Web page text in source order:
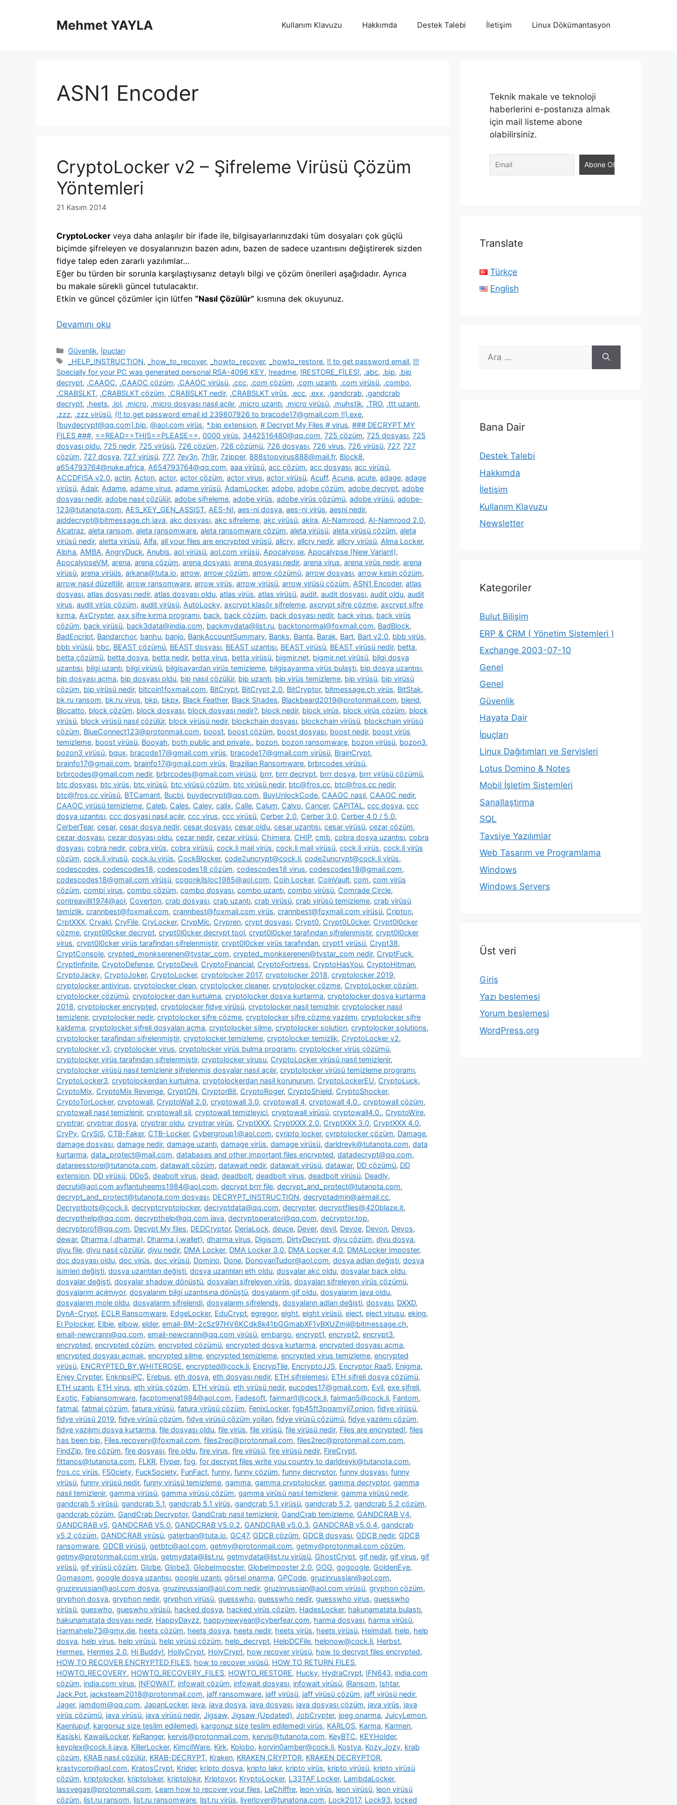
Mehmet YAYLA Kullanım Klavuzu Hakkımda Destek Talebi İletişim Linux Dökümantasyon
ASN1 Encoder
CryptoLocker v2 – Şifreleme Virüsü Çözüm
Yöntemleri
21 Kasım 2014
CryptoLocker veya daha anlaşılır bir ifade ile, bilgisayarlarınızdaki tüm dosyaları çok güçlü
biçimde şifreleyen ve dosyalarınızın bazen adını, bazen de sadece uzantısını değiştirerek sizden
fidye talep eden zararlı yazılımlar…
Eğer bu türden bir sorunla karşılaştıysanız detaylı bilgi ve çözüm önerileri aşağıdadır. Ayrıca
bu makale sürekli güncel tutulacaktır.
Etkin ve güncel çözümler için lütfen “Nasıl Çözülür” kısmına dek okuyunuz.
Devamını oku
Kategoriler
Güvenlik, İpuçları
Etiketler
_HELP_INSTRUCTION, _how_to_recover, _howto_recover, _howto_restore, !! to get password email, !!!
Specially for your PC was generated personal RSA-4096 KEY, !readme, !RESTORE_FİLES!, .abc, .bip, .bip
decrypt, .CAAOC, .CAAOC çözüm, .CAAOC virüsü, .ccc, .com çözüm, .com uzantı, .com virüsü, .combo,
.CRABSLKT, .CRABSLKT çözüm, .CRABSLKT nedir, .CRABSLKT virüs, .ecc, .exx, .gandcrab, .gandcrab
decrypt, .heets, .lol, .micro, .micro dosyası nasıl açılır, .micro uzantı, .micro virüsü, .muhstik, .TRO, .ttt uzantı,
.zzz, .zzz virüsü, (!! to get password email id 239807926 to bracode17@gmail.com !!).exe,
[buydecrypt@qq.com].bip, @aol.com virüs, *.bip extension, # Decrypt My Files # virus, ### DECRYPT MY
FILES ###, ==READ==THIS==PLEASE==, 0000 virüs, 3442516480@qq.com, 725 çözüm, 725 dosyası, 725
dosyası oldu, 725 nedir, 725 virüsü, 726 çözüm, 726 çözümü, 726 dosyası, 726 virus, 726 virüsü, 727, 727
çözüm, 727 dosya, 727 virüsü, 777, 7ev3n, 7h9r, 7zipper, 888stopvirus888@mail.fr, 8lock8,
a654793764@nuke.africa, A654793764@qq.com, aaa virüsü, acc çözüm, acc dosyası, acc virüsü,
ACCDFISA v2.0, actin, Acton, actor, actor çözüm, actor virus, actor virüsü, Acuff, Acuna, acute, adage, adage
virüsü, Adair, Adame, adame virus, adame virüsü, AdamLocker, adobe, adobe çözüm, adobe decrypt, adobe
dosyası nedir, adobe nasıl çözülür, adobe şifreleme, adobe virüs, adobe virüs çözümü, adobe virüsü, adobe-
123@tutanota.com, AES_KEY_GEN_ASSIST, AES-NI, aes-ni dosya, aes-ni virüs, aesni nedir,
aiddecrypt@bitmessage.ch.java, akc dosyası, akc şifreleme, akc virüsü, akira, Al-Namrood, Al-Namrood 2.0,
Alcatraz, aleta ransom, aleta ransomware, aleta ransomware çözüm, aleta virüsü, aleta virüsü çözüm, aleta
virüsü nedir, aletta virüsü, Alfa, all your files are encrypted virüsü, allcry, allcry nedir, allcry virüsü, Alma Locker,
Alpha, AMBA, AngryDuck, Anubis, aol virüsü, aol.com virüsü, Apocalypse, Apocalypse (New Variant),
ApocalypseVM, arena, arena çözüm, arena dosyası, arena dosyası nedir, arena virus, arena virüs nedir, arena
virüsü, arena virüüs, arkana@tuta.io, arrow, arrow çözüm, arrow çözümü, arrow dosyası, arrow kesin çözüm,
arrow nasıl düzeltilir, arrow ransomware, arrow virüs, arrow virüsü, arrow virüsü çözüm, ASN1 Encoder, atlas
dosyası, atlas dosyası nedir, atlas dosyası oldu, atlas virüs, atlas virüsü, audit, audit dosyası, audit oldu, audit
virus, audit virüs çözüm, audit virüsü, AutoLocky, axcrypt klasör şifreleme, axcrypt şifre çözme, axcrypt şifre
kırma, AxCrypter, axx şifre kırma programı, back, back çözüm, back dosyası nedir, back virus, back virüs
çözüm, back virüsü, back3data@india.com, backmydata@list.ru, backtonormal@foxmail.com, BadBlock,
BadEncript, Bandarchor, banhu, banjo, BankAccountSummary, Banks, Banta, Barak, Bart, Bart v2.0, bbb virüs,
bbb virüsü, bbc, BEAST çözümü, BEAST dosyası, BEAST uzantısı, BEAST virüsü, BEAST virüsü nedir, betta,
betta çözümü, betta dosya, betta nedir, betta virus, betta virüsü, bigmir.net, bigmir.net virüsü, bilgi dosya
uzantısı, bilgi uzantı, bilgi virüsü, bilgisayardan virüs temizleme, bilgisayarıma virüs bulaştı, bip dosya uzantısı,
bip dosyası açma, bip dosyası oldu, bip nasıl çözülür, bip uzantı, bip virüs temizleme, bip virüsü, bip virüsü
çözüm, bip virüsü nedir, bitcoin1foxmail.com, BitCrypt, BitCrypt 2.0, BitCryptor, bitmessage.ch virüs, BitStak,
bk.ru ransom, bk.ru virus, bkp, bkpx, Black Feather, Black Shades, Blackbeard2019@protonmail.com, blend,
Blocatto, block çözüm, block dosyası, block dosyası nedir?, block nedir, block virüs, block virüs çözüm, block
virüsü, block virüsü nasıl çözülür, block virüsü nedir, blockchain dosyası, blockchain virüsü, blockchain virüsü
çözüm, BlueConnect123@protonmail.com, boost, boost çözüm, boost dosyası, boost nedir, boost virüs
temizleme, boost virüsü, Booyah, both public and private., bozon, bozon ransomware, bozon virüsü, bozon3,
bozon3 virüsü, bqux, bracode17@gmail.com virüs, bracode17@gmail.com virüsü, BrainCrypt,
brainfo17@gmail.com, brainfo17@gmail.com virüs, Brazilian Ransomware, brbrcodes virüsü,
brbrcodes@gmail.com nedir, brbrcodes@gmail.com virüsü, brrr, brrr decrypt, brrr dosya, brrr virüsü çözümü,
btc dosyası, btc virüs, btc virüsü, btc virüsü çözüm, btc virüsü nedir, btc@fros.cc, btc@fros.cc nedir,
btc@fros.cc virüsü, BTCamant, Bucbi, buydecrypt@qq.com, BuyUnlockCode, CAAOC nasıl, CAAOC nedir,
CAAOC virüsü temizleme, Caleb, Cales, Caley, calix, Calle, Calum, Calvo, Cancer, CAPITAL, ccc dosya, ccc
dosya uzantısı, ccc dosyasi nasıl açılır, ccc virus, ccc virüsü, Cerber 2.0, Cerber 3.0, Cerber 4.0 / 5.0,
CerberTear, cesar, cesar dosya nedir, cesar dosyası, cesar oldu, cesar uzantısı, cesar virüsü, cezar çözüm,
cezar dosyası, cezar dosyası oldu, cezar nedir, cezar virüsü, Chimera, CHIP, cmb, cobra dosya uzantısı, cobra
dosyası, cobra nedir, cobra virüs, cobra virüsü, cock.li mail virüs, cock.li mail virüsü, cock.li virüs, cock.li virüs
çözüm, cock.li virusü, cock.lu virüs, CockBlocker, code2uncrypt@cock.li, code2uncrypt@cock.li virüs,
codescodes, codescodes18, codescodes18 çözüm, codescodes18 virus, codescodes18@gmail.com,
codescodes18@gmail.com virüsü, cogonkilsloc1985@aol.com, Coin Locker, CoinVault, com, com virüs
çözüm, combi virus, combo çözüm, combo dosyası, combo uzantı, combo virüsü, Comrade Circle,
contreavilli1974@aol, Coverton, crab dosyası, crab uzantı, crab virüsü, crab virüsü temizleme, crab virüsü
temizlik, crannbest@foxmail.com, crannbest@foxmail.com virüs, crannbest@foxmail.com virüsü, Cripton,
CrptXXX, Cryakl, CryFile, CryLocker, CrypMic, Crypren, crypt dosyası, Crypt0, Crypt0L0cker, Crypt0l0cker
çözme, crypt0l0cker decrypt, crypt0l0cker decrypt tool, crypt0l0cker tarafından şifrelenmiştir, crypt0l0cker
virus, crypt0l0cker virüs tarafindan şifrelenmiştir, crypt0l0cker virüs tarafından, crypt1 virüsü, Crypt38,
CryptConsole, crypted_monkserenen@tvstar_com, crypted_monkserenen@tvstar_com nedir, CryptFuck,
CryptInfinite, CryptoDefense, CryptoDevil, CryptoFinancial, CryptoFortress, CryptoHasYou, CryptoHitman,
CryptoJacky, CryptoJoker, CryptoLocker, cryptolocker 2017, cryptolocker 2018, cryptolocker 2019,
cryptolocker antivirus, cryptolocker clean, cryptolocker cleaner, cryptolocker çözme, CryptoLocker çözüm,
cryptolocker çözümü, cryptolocker dan kurtulma, cryptolocker dosya kurtarma, cryptolocker dosya kurtarma
2018, cryptolocker encrypted, cryptolocker fidye virüsü, cryptolocker nasil temizlnir, cryptolocker nasıl
temizlenir, cryptolocker nedir, cryptolocker şifre çözme, cryptolocker şifre çözme yazılımı, cryptolocker şifre
kaldırma, cryptolocker şifreli dosyaları açma, cryptolocker silme, cryptolocker solution, cryptolocker solutions,
cryptolocker tarafindan şifrelenmiştir, cryptolocker temizleme, cryptolocker temizlik, CryptoLocker v2,
cryptolocker v3, cryptolocker virus, cryptolocker virüs bulma programı, cryptolocker virüs çözümü,
cryptolocker virüs tarafından şifrelenmiştir, cryptolocker virusu, CryptoLocker virüsü nasıl temizlenir,
cryptolocker virüsü nasıl temizlenir şifrelenmiş dosyalar nasıl açılır, cryptolocker virüsü temizleme programı,
CryptoLocker3, cryptolockerdan kurtulma, cryptolockerdan nasil korunurum, CryptoLockerEU, CryptoLuck,
CryptoMix, CryptoMix Revenge, CryptON, CryptorBit, CryptoRoger, CryptoShield, CryptoShocker,
CryptoTorLocker, cryptowall, CryptoWall 2.0, cryptowall 3.0, cryptowall 4, cryptowall 4.0., cryptowall çözüm,
cryptowall nasıl temizlenir, cryptowall sil, cryptowall temizleyici, cryptowall virüsü, cryptowall4.0., CryptoWire,
cryptrar, cryptrar dosya, cryptrar oldu, cryptrar virüs, CryptXXX, CryptXXX 2.0, CryptXXX 3.0, CryptXXX 4.0,
CryPy, CrySiS, CTB-Faker, CTB-Locker, Cybergroup1@aol.com, cyripto locker, cyrptolocker çözüm, Damage,
damage dosyası, damage nedir, damage uzantı, damage virüs, damage virüsü, darldreyk@tutanota.com, data
kurtarma, data_protect@mail.com, databases and other important files encrypted, datadecrypt@qq.com,
datareesstore@tutanota.com, datawait çözüm, datawait nedir, datawait virüsü, datawar, DD çözümü, DD
extension, DD virüsü, DDoS, deabolt virus, dead, deadbolt, deadbolt virus, deadbolt virüsü, Deadly,
decruti@aol.com avflantuheems1984@aol.com, decrypt brrr file, decrypt_and_protect@tutanota.com,
decrypt_and_protect@tutanota.com dosyası, DECRYPT_INSTRUCTION, decryptadmin@airmail.cc,
Decryptbots@cock.li, decryptcryptolocker, decryptdata@qq.com, decrypter, decryptfiles@420blaze.it,
decrypthelp@qq.com, decrypthelp@qq.com.java, decryptoperator@qq.com, decryptor.top,
decryptprof@qq.com, Decypt My files, DEDCryptor, DeriaLock, deuce, Dever, devil, Devoe, Devon, Devos,
dewar, Dharma (.dharma), Dharma (.wallet), dharma virus, Digisom, DirtyDecrypt, djvu çözüm, djvu dosya,
djvu file, djvu nasıl çözülür, djvu nedir, DMA Locker, DMA Locker 3.0, DMA Locker 4.0, DMALocker Imposter,
doc dosyası oldu, doc virüs, doc virüsü, Domino, Done, DonovanTudor@aol.com, dosya adları değişti, dosya
isimleri değişti, dosya uzantıları değişti, dosya uzantıları eth oldu, dosyalar akc oldu, dosyalar back oldu,
dosyalar değişti, dosyalar shadow dönüştü, dosyaları şifreleyen virüs, dosyaları şifreleyen virüs çözümü,
dosyalarım açılmıyor, dosyalarım bilgi uzantısına dönüştü, dosyalarım gif oldu, dosyalarım java oldu,
dosyalarım mole oldu, dosyalarım şifrelendi, dosyalarım şifrelendş, dosyaların adları değişti, dosyası, DXXD,
DynA-Crypt, ECLR Ransomware, EdgeLocker, EduCrypt, egregor, eight, eight virüsü, eject, eject virusu, eking,
El Polocker, Elbie, elbow, elder, email-BM-2cSz97HV6KCdk8k41bGGmabXF1yBXUZmji@bitmessage.ch,
email-newcrann@qq.com, email-newcrann@qq.com virüsü, embargo, encrypt1, encrypt2, encrypt3,
encrypted, encrypted çözüm, encrypted çözümü, encrypted dosya kurtarma, encrypted dosyası açma,
encrypted dosyası açmak, encrypted silme, encrypted temizleme, encrypted virus temizleme, encrypted
virüsü, ENCRYPTED_BY.WHITEROSE, encrypted@cock.li, EncrypTile, EncryptoJJS, Encryptor RaaS, Enigma,
Enjey Crypter, EnkripsiPC, Erebus, eth dosya, eth dosyası nedir, ETH şifrelemesi, ETH şifreli dosya çözümü,
ETH uzantı, ETH virus, eth virüs çözüm, ETH virüsü, eth virüsü nedir, eucodes17@gmail.com, Evil, exe şifreli,
Exotic, Fabiansomware, facptomena1984@aol.com, Fadesoft, fairman1@cock.li, fairman5@cock.li, Fantom,
fatmal, fatmal çözüm, fatura virüsü, fatura virüsü çözüm, FenixLocker, fgb45ft3pqamyji7.onion, fidye virüsü,
fidye virüsü 2019, fidye virüsü çözüm, fidye virüsü çözüm yolları, fidye virüsü çözümü, fidye yazılımı çözüm,
fidye yazılımı dosya kurtarma, file dosyası oldu, file virüs, file virüsü, file virüsü nedir, Files are encrypted!, files
has been bip, Files.recovery@foxmail.com, files2rec@protonmail.com, files2rec@protonmail.com.com,
FindZip, fire çözüm, fire dosyası, fire oldu, fire virus, fire virüsü, fire virüsü nedir, FireCrypt,
fittanos@tutanota.com, FLKR, Flyper, fog, for decrypt files write you country to darldreyk@tutanota.com,
fros.cc virüs, FS0ciety, FuckSociety, FunFact, funny, funny çözüm, funny decryptor, funny dosyası, funny
virüsü, funny virüsü nedir, funny virüsü temizleme, gamma, gamma cryptolocker, gamma decryptor, gamma
nasıl temizlenir, gamma virüsü, gamma virüsü çözüm, gamma virüsü nasıl temizlenir, gamma virüsü nedir,
gandcrab 5 virüsü, gandcrab 5.1, gandcrab 5.1 virüs, gandcrab 5.1 virüsü, gandcrab 5.2, gandcrab 5.2 çözüm,
gandcrab çözüm, GandCrab Decryptor, GandCrab nasıl temizlenir, GandCrab temizleme, GANDCRAB V4,
GANDCRAB v5, GANDCRAB V5.0, GANDCRAB V5.0.2, GANDCRAB v5.0.3, GANDCRAB v5.0.4, gandcrab
v5.2 çözüm, GANDCRAB virüsü, gaterban@tuta.io, GC47, GDCB çözüm, GDCB dosyası, GDCB nedir, GDCB
ransomware, GDCB virüsü, getbtc@aol.com, getmy@protonmail.com, getmy@protonmail.com çözüm,
getmy@protonmail.com virüs, getmydata@list.ru, getmydata@list.ru virüsü, GhostCrypt, gif nedir, gif virus, gif
virüsü, gif virüsü çözüm, Globe, Globe3, GlobeImposter, GlobeImposter 2.0, GOG, gogoogle, GoldenEye,
Gomasom, google dosya uzantısı, google uzantı, görsel onarma, GPCode, gruzinrussian@aol.com,
gruzinrussian@aol.com dosya, gruzinrussian@aol.com nedir, gruzinrussian@aol.com virüsü, gryphon çözüm,
gryphon dosya, gryphon nedir, gryphon virüsü, guesswho, guesswho nedir, guesswho virus, guesswho
virüsü, gueswho, gueswho virüsü, hacked dosya, hacked virüs çözüm, HadesLocker, hakunamatata bulaştı,
hakunamatata dosyası nedir, HappyDayzz, happynewyear@cyberfear.com, harma dosyası, harma virüsü,
Harmahelp73@gmx.de, heets çözüm, heets dosya, heets nedir, heets virüs, heets virüsü, Heimdall, help, help
dosya, help virus, help virüsü, help virüsü çözüm, help_decrypt, HelpDCFile, helpnow@cock.li, Herbst,
Hermes, Hermes 2.0, Hi Buddy!, HollyCrypt, HolyCrypt, how recover virüsü, how to decrypt files encrypted,
HOW TO RECOVER ENCRYPTED FILES, how to recover virüsü, HOW TO RETURN FILES,
HOWTO_RECOVERY, HOWTO_RECOVERY_FILES, HOWTO_RESTORE, Hucky, HydraCrypt, IFN643, india.com
çözüm, india.com virus, INFOWAIT, infowait çözüm, infowait dosyası, infowait virüsü, iRansom, Ishtar,
Jack.Pot, jacksteam2018@protonmail.com, jaff ransomware, jaff virüsü, jaff virüsü çözüm, jaff virüsü nedir,
Jager, jamdom@qq.com, JapanLocker, java, java dosya, java dosyası, java dosyası çözüm, java virüs, java
virüs çözümü, java virüsü, java virüsü nedir, Jigsaw, Jigsaw (Updated), JobCrypter, jpeg onarma, JuicyLemon,
Kaenlupuf, kargonuz size teslim edilemedi, kargonuz size teslim edilemedi virüs, KARLOS, Karma, Karmen,
Kasiski, KawaiiLocker, KeRanger, kervis@protonmail.com, kervis@tutanota.com, KeyBTC, KEYHolder,
keyplex@cock.li.java, KillerLocker, KimcilWare, Kirk, Kolobo, korvin0amber@cock.li, Kostya, Kozy.Jozy, krab
çözüm, KRAB nasıl çözülür, KRAB-DECRYPT, Kraken, KRAKEN CRYPTOR, KRAKEN DECRYPTOR,
krastycorp@aol.com, KratosCrypt, Krider, kripto dosya, kripto lakır, kripto virüs, kripto virüsü, kripto virüsü
çözüm, kriptolocker, kriptoloker, kriptolokır, Kriptovor, KryptoLocker, L33TAF Locker, LambdaLocker,
lassvegas@protonmail.com, Learn how to recover your files, LeChiffre, leon virüs, leon virüsü, leon virüsü
çözüm, list.ru ransom, list.ru ransomware, list.ru virüs, liverlover@tunatona.com, Lock2017, Lock93, locked
Teknik makale ve teknoloji
haberlerini e-postanıza almak
için mail listeme abone
olabilirsiniz.
Translate
Türkçe
English
için
Bana Dair
Destek Talebi
Hakkımda
İletişim
Kullanım Klavuzu
Newsletter
Kategoriler
Bulut Bilişim
ERP & CRM ( Yönetim Sistemleri )
Exchange 2003-07-10
Genel
Genel
Güvenlik
Hayata Dair
İpuçları
Linux Dağıtımları ve Servisleri
Lotus Domino & Notes
Mobil İşletim Sistemleri
Sanallaştırma
SQL
Tavsiye Yazılımlar
Web Tasarım ve Programlama
Windows
Windows Servers
Üst veri
Giriş
Yazı beslemesi
Yorum beslemesi
WordPress.org